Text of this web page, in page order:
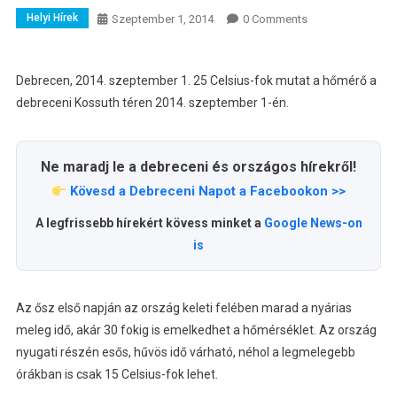
Helyi Hírek Szeptember 1, 2014 0 Comments
Debrecen, 2014. szeptember 1. 25 Celsius-fok mutat a hőmérő a
debreceni Kossuth téren 2014. szeptember 1-én.
Ne maradj le a debreceni és országos hírekről!
Kövesd a Debreceni Napot a Facebookon >>
A legfrissebb hírekért kövess minket a Google News-on
is
Az ősz első napján az ország keleti felében marad a nyárias
meleg idő, akár 30 fokig is emelkedhet a hőmérséklet. Az ország
nyugati részén esős, hűvös idő várható, néhol a legmelegebb
órákban is csak 15 Celsius-fok lehet.